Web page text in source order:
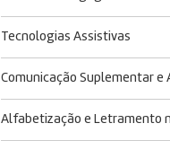
Tecnologias Assistivas
Comunicação Suplementar e
Alfabetização e Letramento